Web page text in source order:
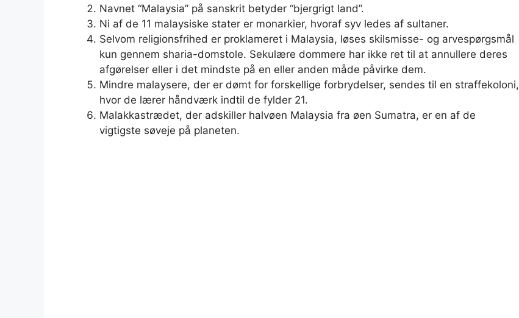
Navnet “Malaysia” på sanskrit betyder “bjergrigt land”.
Ni af de 11 malaysiske stater er monarkier, hvoraf syv ledes af sultaner.
Selvom religionsfrihed er proklameret i Malaysia, løses skilsmisse- og arvespørgsmål
kun gennem sharia-domstole. Sekulære dommere har ikke ret til at annullere deres
afgørelser eller i det mindste på en eller anden måde påvirke dem.
Mindre malaysere, der er dømt for forskellige forbrydelser, sendes til en straffekoloni,
hvor de lærer håndværk indtil de fylder 21.
Malakkastrædet, der adskiller halvøen Malaysia fra øen Sumatra, er en af ​​de
vigtigste søveje på planeten.